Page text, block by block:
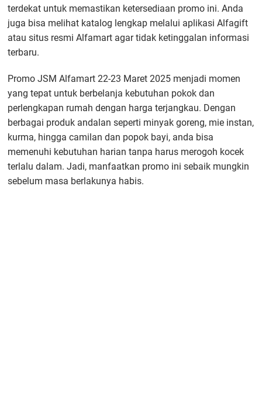
terdekat untuk memastikan ketersediaan promo ini. Anda
juga bisa melihat katalog lengkap melalui aplikasi Alfagift
atau situs resmi Alfamart agar tidak ketinggalan informasi
terbaru.
Promo JSM Alfamart 22-23 Maret 2025 menjadi momen
yang tepat untuk berbelanja kebutuhan pokok dan
perlengkapan rumah dengan harga terjangkau. Dengan
berbagai produk andalan seperti minyak goreng, mie instan,
kurma, hingga camilan dan popok bayi, anda bisa
memenuhi kebutuhan harian tanpa harus merogoh kocek
terlalu dalam. Jadi, manfaatkan promo ini sebaik mungkin
sebelum masa berlakunya habis.